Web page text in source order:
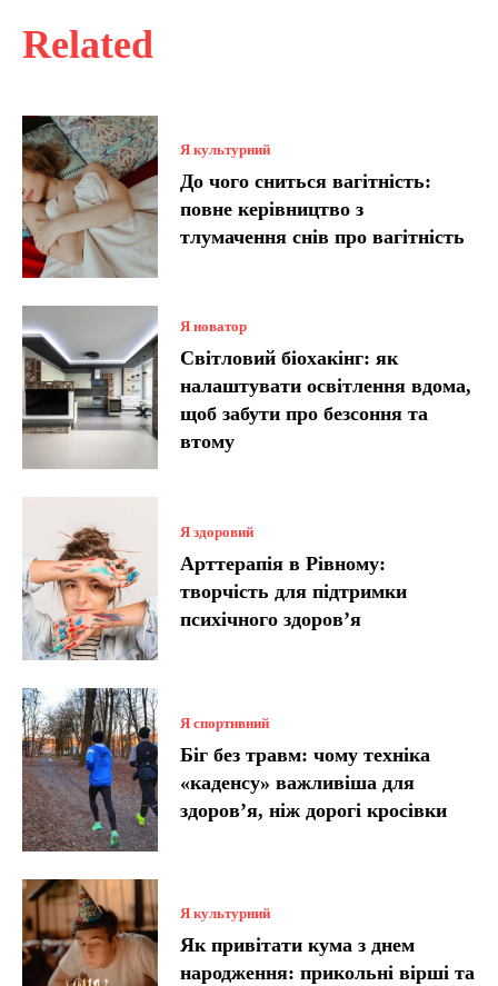
Related
Я культурний
До чого сниться вагітність:
повне керівництво з
тлумачення снів про вагітність
Я новатор
Світловий біохакінг: як
налаштувати освітлення вдома,
щоб забути про безсоння та
втому
Я здоровий
Арттерапія в Рівному:
творчість для підтримки
психічного здоров’я
Я спортивний
Біг без травм: чому техніка
«каденсу» важливіша для
здоров’я, ніж дорогі кросівки
Я культурний
Як привітати кума з днем
народження: прикольні вірші та